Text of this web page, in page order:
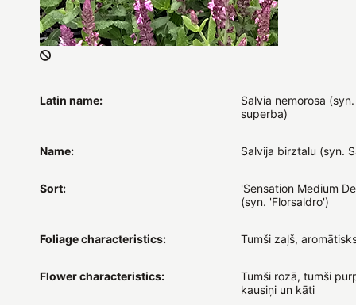
Latin name:
Salvia nemorosa
superba)
Name: Salvija birztalu (syn.
Sort:
'Sensation Medium
(syn. 'Florsaldro')
Foliage characteristics: Tumši zaļš,
Flower characteristics:
Tumši rozā, tumši
kausiņi un kāti